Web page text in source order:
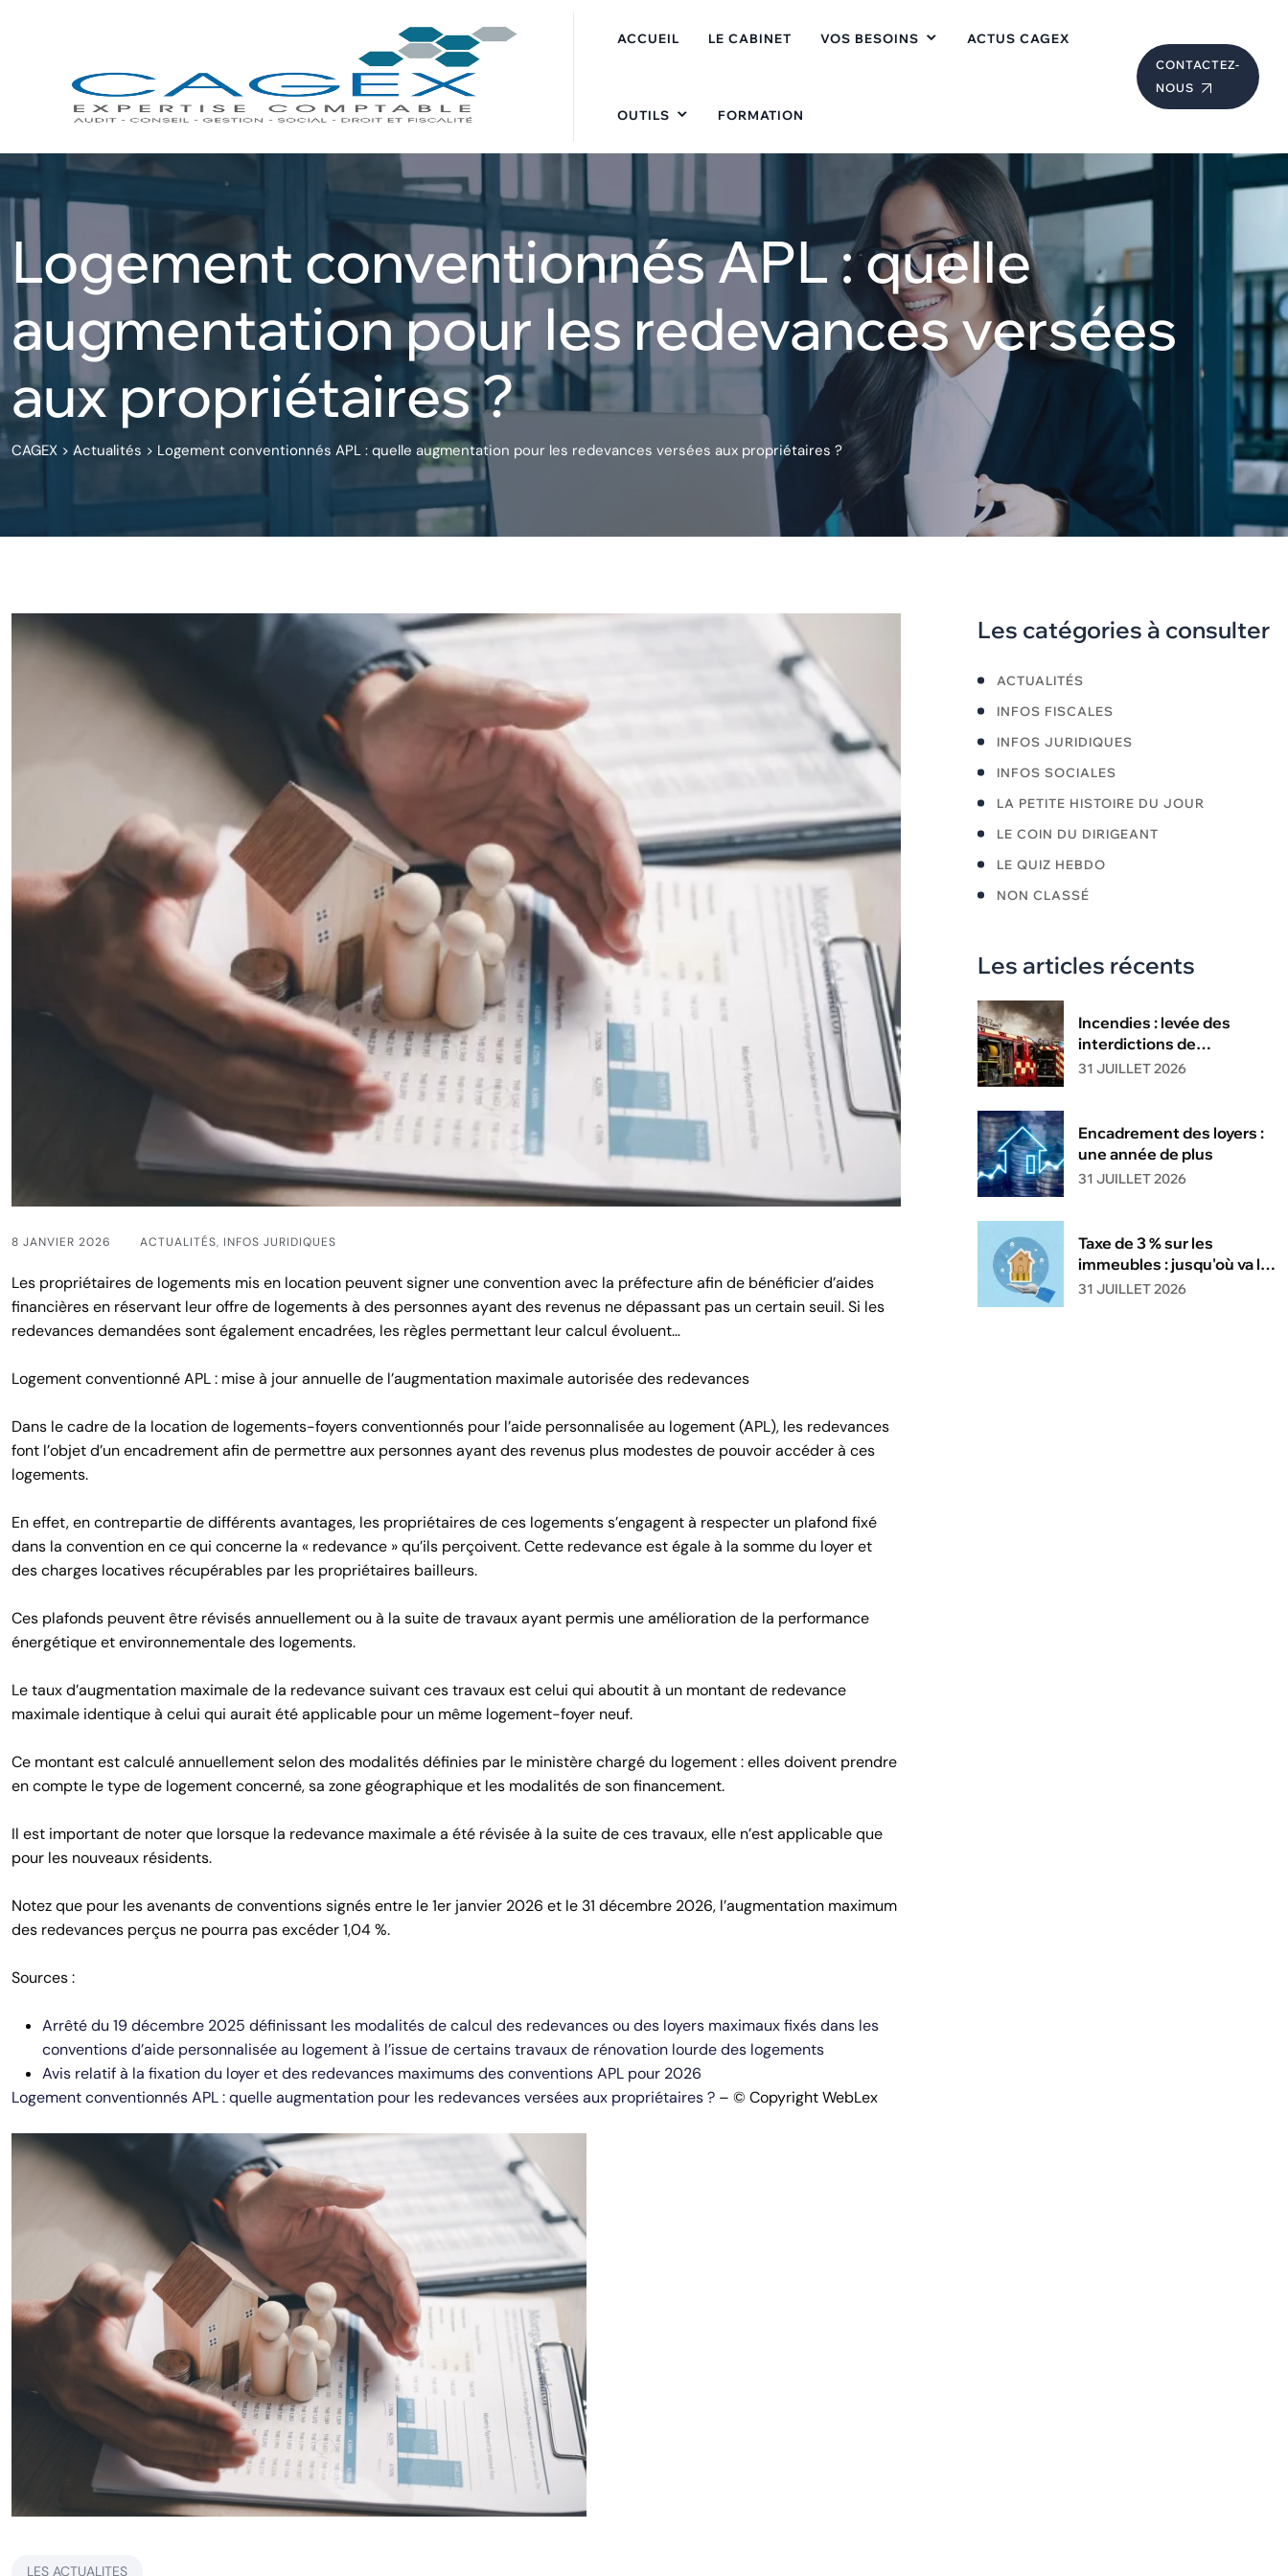
ACCUEIL LE CABINET VOS BESOINS ACTUS CAGEX
OUTILS FORMATION
CONTACTEZ-
NOUS
Logement conventionnés APL : quelle
augmentation pour les redevances versées
aux propriétaires ?
CAGEX > Actualités > Logement conventionnés APL : quelle augmentation pour les redevances versées aux propriétaires ?
8 JANVIER 2026 ACTUALITÉS, INFOS JURIDIQUES
Les propriétaires de logements mis en location peuvent signer une convention avec la préfecture afin de bénéficier d’aides
financières en réservant leur offre de logements à des personnes ayant des revenus ne dépassant pas un certain seuil. Si les
redevances demandées sont également encadrées, les règles permettant leur calcul évoluent…
Logement conventionné APL : mise à jour annuelle de l’augmentation maximale autorisée des redevances
Dans le cadre de la location de logements-foyers conventionnés pour l’aide personnalisée au logement (APL), les redevances
font l’objet d’un encadrement afin de permettre aux personnes ayant des revenus plus modestes de pouvoir accéder à ces
logements.
En effet, en contrepartie de différents avantages, les propriétaires de ces logements s’engagent à respecter un plafond fixé
dans la convention en ce qui concerne la « redevance » qu’ils perçoivent. Cette redevance est égale à la somme du loyer et
des charges locatives récupérables par les propriétaires bailleurs.
Ces plafonds peuvent être révisés annuellement ou à la suite de travaux ayant permis une amélioration de la performance
énergétique et environnementale des logements.
Le taux d’augmentation maximale de la redevance suivant ces travaux est celui qui aboutit à un montant de redevance
maximale identique à celui qui aurait été applicable pour un même logement-foyer neuf.
Ce montant est calculé annuellement selon des modalités définies par le ministère chargé du logement : elles doivent prendre
en compte le type de logement concerné, sa zone géographique et les modalités de son financement.
Il est important de noter que lorsque la redevance maximale a été révisée à la suite de ces travaux, elle n’est applicable que
pour les nouveaux résidents.
Notez que pour les avenants de conventions signés entre le 1er janvier 2026 et le 31 décembre 2026, l’augmentation maximum
des redevances perçus ne pourra pas excéder 1,04 %.
Sources :
Arrêté du 19 décembre 2025 définissant les modalités de calcul des redevances ou des loyers maximaux fixés dans les
conventions d’aide personnalisée au logement à l’issue de certains travaux de rénovation lourde des logements
Avis relatif à la fixation du loyer et des redevances maximums des conventions APL pour 2026
Logement conventionnés APL : quelle augmentation pour les redevances versées aux propriétaires ? – © Copyright WebLex
LES ACTUALITES
Les catégories à consulter
ACTUALITÉS
INFOS FISCALES
INFOS JURIDIQUES
INFOS SOCIALES
LA PETITE HISTOIRE DU JOUR
LE COIN DU DIRIGEANT
LE QUIZ HEBDO
NON CLASSÉ
Les articles récents
Incendies : levée des
interdictions de
circulation
31 JUILLET 2026
Encadrement des loyers :
une année de plus
31 JUILLET 2026
Taxe de 3 % sur les
immeubles : jusqu'où va la
tolérance de
31 JUILLET 2026